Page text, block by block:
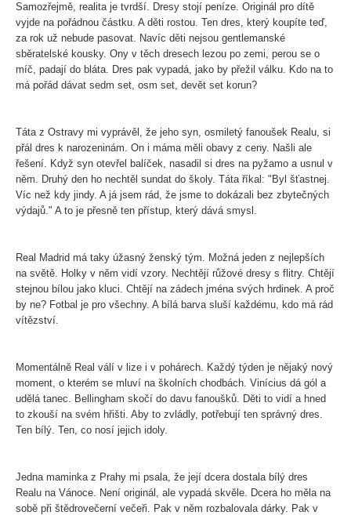
Samozřejmě, realita je tvrdší. Dresy stojí peníze. Originál pro dítě
vyjde na pořádnou částku. A děti rostou. Ten dres, který koupíte teď,
za rok už nebude pasovat. Navíc děti nejsou gentlemanské
sběratelské kousky. Ony v těch dresech lezou po zemi, perou se o
míč, padají do bláta. Dres pak vypadá, jako by přežil válku. Kdo na to
má pořád dávat sedm set, osm set, devět set korun?
Táta z Ostravy mi vyprávěl, že jeho syn, osmiletý fanoušek Realu, si
přál dres k narozeninám. On i máma měli obavy z ceny. Našli ale
řešení. Když syn otevřel balíček, nasadil si dres na pyžamo a usnul v
něm. Druhý den ho nechtěl sundat do školy. Táta říkal: "Byl šťastnej.
Víc než kdy jindy. A já jsem rád, že jsme to dokázali bez zbytečných
výdajů." A to je přesně ten přístup, který dává smysl.
Real Madrid má taky úžasný ženský tým. Možná jeden z nejlepších
na světě. Holky v něm vidí vzory. Nechtějí růžové dresy s flitry. Chtějí
stejnou bílou jako kluci. Chtějí na zádech jména svých hrdinek. A proč
by ne? Fotbal je pro všechny. A bílá barva sluší každému, kdo má rád
vítězství.
Momentálně Real válí v lize i v pohárech. Každý týden je nějaký nový
moment, o kterém se mluví na školních chodbách. Vinícius dá gól a
udělá tanec. Bellingham skočí do davu fanoušků. Děti to vidí a hned
to zkouší na svém hřišti. Aby to zvládly, potřebují ten správný dres.
Ten bílý. Ten, co nosí jejich idoly.
Jedna maminka z Prahy mi psala, že její dcera dostala bílý dres
Realu na Vánoce. Není originál, ale vypadá skvěle. Dcera ho měla na
sobě při štědrovečerní večeři. Pak v něm rozbalovala dárky. Pak v